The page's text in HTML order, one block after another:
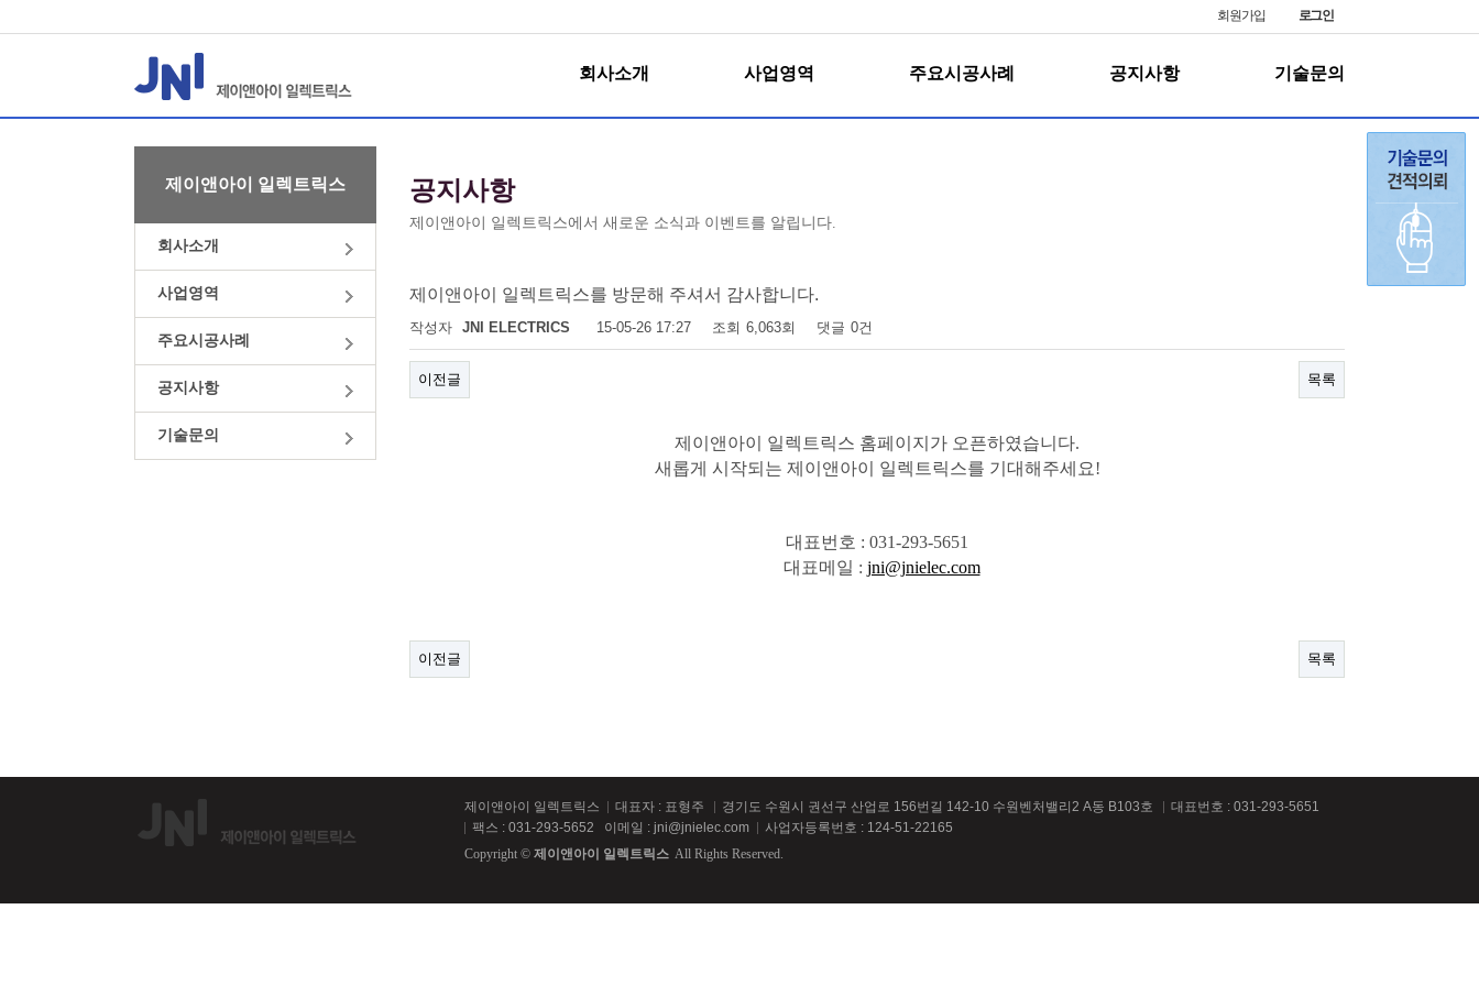
회원가입 로그인
회사소개 사업영역 주요시공사례 공지사항 기술문의
제이앤아이 일렉트릭스
회사소개
사업영역
주요시공사례
공지사항
기술문의
공지사항
제이앤아이 일렉트릭스에서 새로운 소식과 이벤트를 알립니다.
제이앤아이 일렉트릭스를 방문해 주셔서 감사합니다.
작성자 JNI ELECTRICS 15-05-26 17:27 조회 6,063회 댓글 0건
이전글 목록
제이앤아이 일렉트릭스 홈페이지가 오픈하였습니다.
새롭게 시작되는 제이앤아이 일렉트릭스를 기대해주세요!
대표번호 : 031-293-5651
대표메일 : jni@jnielec.com
이전글 목록
제이앤아이 일렉트릭스 대표자 : 표형주 경기도 수원시 권선구 산업로 156번길 142-10 수원벤처밸리2 A동 B103호
대표번호 : 031-293-5651
팩스 : 031-293-5652
이메일 : jni@jnielec.com
사업자등록번호 : 124-51-22165
Copyright © 제이앤아이 일렉트릭스 All Rights Reserved.